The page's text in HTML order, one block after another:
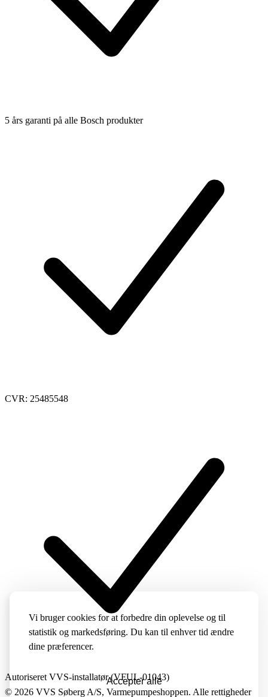
Vi bruger cookies for at forbedre din oplevelse og til
statistik og markedsføring. Du kan til enhver tid ændre
dine præferencer.
Accepter alle
5 års garanti på alle Bosch produkter
CVR: 25485548
Autoriseret VVS-installatør (VFUL-01043)
© 2026 VVS Søberg A/S, Varmepumpeshoppen. Alle rettigheder